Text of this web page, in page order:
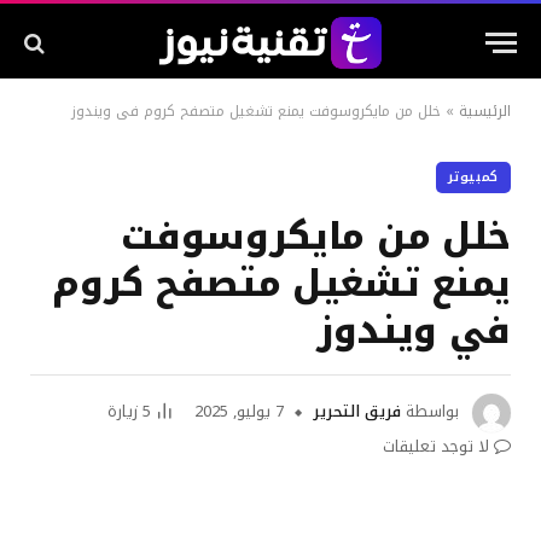
الرئيسية » خلل من مايكروسوفت يمنع تشغيل متصفح كروم في ويندوز
كمبيوتر
خلل من مايكروسوفت
يمنع تشغيل متصفح كروم
في ويندوز
بواسطة فريق التحرير 7 يوليو, 2025 5زيارة
لا توجد تعليقات